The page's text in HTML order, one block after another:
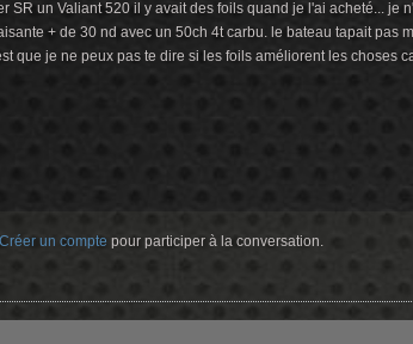
SR un Valiant 520 il y avait des foils quand je l'ai acheté...
+ de 30 nd avec un 50ch 4t carbu. le bateau tapait pas
que je ne peux pas te dire si les foils améliorent les choses
Créer un compte pour participer à la conversation.